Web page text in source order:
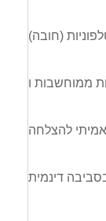
(חובה)
להצלחה
דינמית